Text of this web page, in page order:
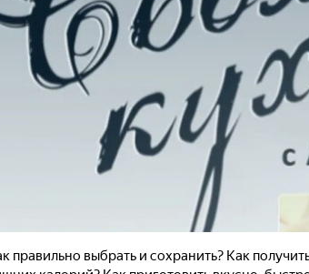
правильно выбрать и сохранить? Как